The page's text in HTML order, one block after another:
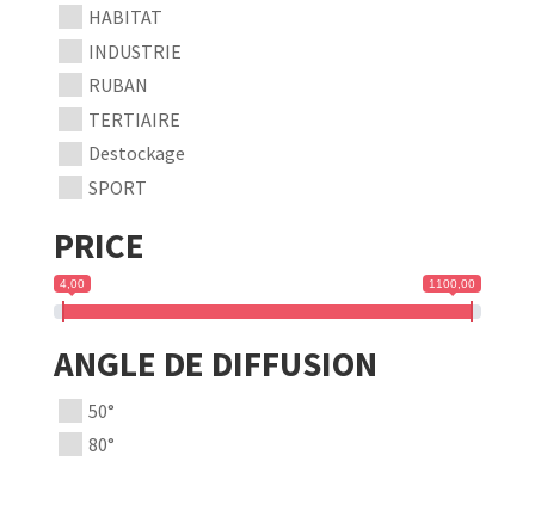
HABITAT
INDUSTRIE
RUBAN
TERTIAIRE
Destockage
SPORT
PRICE
4,00 1100,00
ANGLE DE DIFFUSION
50°
80°